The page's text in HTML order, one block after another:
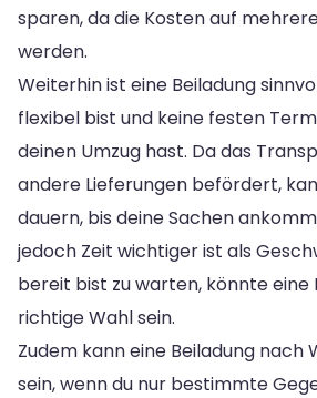
sparen, da die Kosten auf
werden.
Weiterhin ist eine Beiladung
flexibel bist und keine festen
deinen Umzug hast. Da das
andere Lieferungen befördert,
dauern, bis deine Sachen
jedoch Zeit wichtiger ist als
bereit bist zu warten, könnte eine
richtige Wahl sein.
Zudem kann eine Beiladung nach
sein, wenn du nur bestimmte